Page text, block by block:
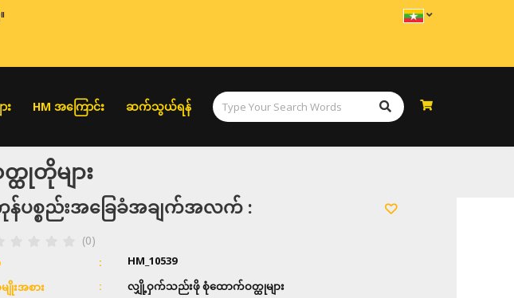
း HM အကြောင်း ဆက်သွယ်ရန်
တိုများ
ပစ္စည်းအခြေခံအချက်အလက် :
(0)
HM_10539
ျိုးအစား
လျှို့ဝှက်သည်းဖို စုံထောက်ဝတ္ထုများ